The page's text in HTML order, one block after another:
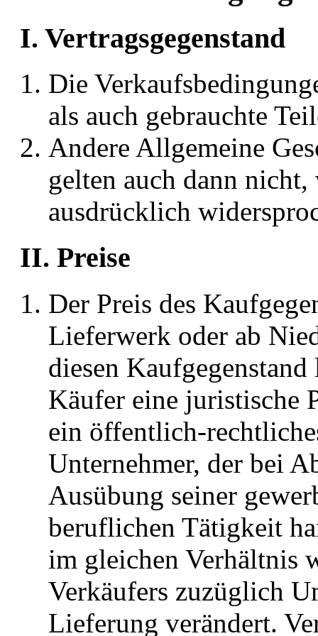
I. Vertragsgegenstand
Die
als auch gebrauchte
Andere Allgemeine
gelten auch dann
ausdrücklich
II. Preise
Der Preis des
Lieferwerk oder ab
diesen
Käufer eine juristische
ein öffentlich-
Unternehmer, der bei
Ausübung seiner
beruflichen Tätigkeit
im gleichen Verhältnis
Verkäufers zuzüglich
Lieferung verändert.